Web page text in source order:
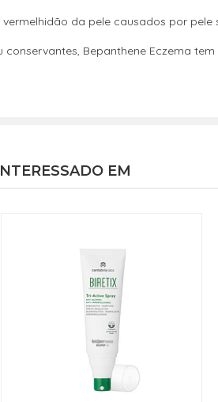
da pele causados por
conservantes, Bepanthene Eczema
EM